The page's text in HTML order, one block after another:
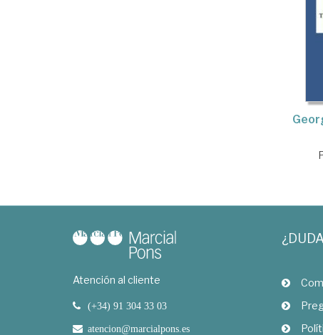
Atención al cliente
(+34) 91 304 33 03
atencion@marcialpons.es